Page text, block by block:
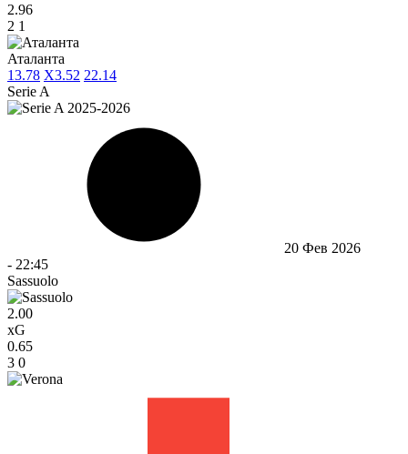
2.96
2 1
Аталанта
13.78 X3.52 22.14
Serie A
20 Фев 2026
- 22:45
Sassuolo
2.00
xG
0.65
3 0